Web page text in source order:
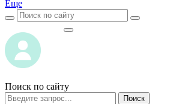
Еще
Поиск по сайту
Поиск